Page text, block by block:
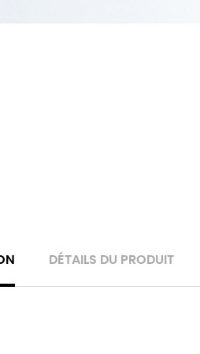
DÉTAILS DU PRODUIT